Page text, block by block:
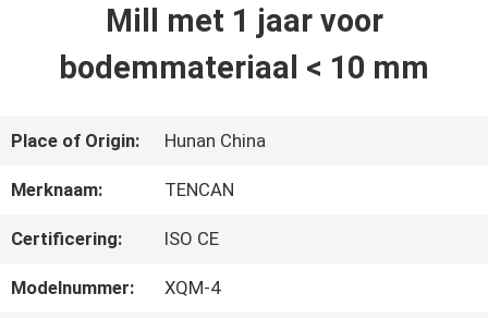
PRODUCTEN
ONGEVEER
ONS
FABRIEKSREIS
Mill met 1 jaar voor
bodemmateriaal < 10 mm
Place of Origin: Hunan China
Merknaam: TENCAN
Certificering: ISO CE
Modelnummer: XQM-4